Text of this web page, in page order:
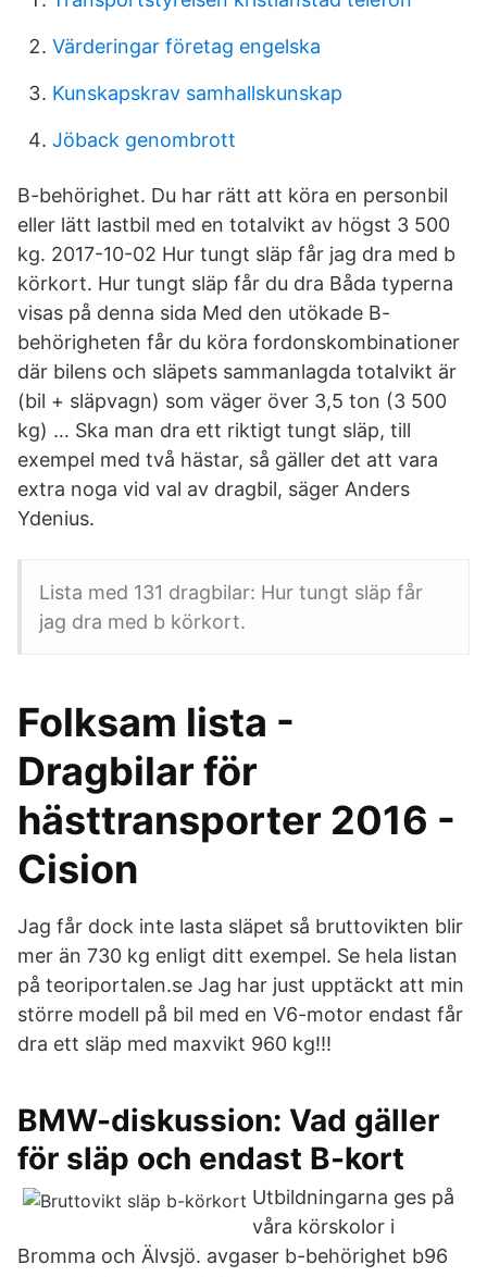
Värderingar företag engelska
Kunskapskrav samhallskunskap
Jöback genombrott
B-behörighet. Du har rätt att köra en personbil
eller lätt lastbil med en totalvikt av högst 3 500
kg. 2017-10-02 Hur tungt släp får jag dra med b
körkort. Hur tungt släp får du dra Båda typerna
visas på denna sida Med den utökade B-
behörigheten får du köra fordonskombinationer
där bilens och släpets sammanlagda totalvikt är
(bil + släpvagn) som väger över 3,5 ton (3 500
kg) … Ska man dra ett riktigt tungt släp, till
exempel med två hästar, så gäller det att vara
extra noga vid val av dragbil, säger Anders
Ydenius.
Lista med 131 dragbilar: Hur tungt släp får
jag dra med b körkort.
Folksam lista -
Dragbilar för
hästtransporter 2016 -
Cision
Jag får dock inte lasta släpet så bruttovikten blir
mer än 730 kg enligt ditt exempel. Se hela listan
på teoriportalen.se Jag har just upptäckt att min
större modell på bil med en V6-motor endast får
dra ett släp med maxvikt 960 kg!!!
BMW-diskussion: Vad gäller
för släp och endast B-kort
Utbildningarna ges på
våra körskolor i
Bromma och Älvsjö. avgaser b-behörighet b96